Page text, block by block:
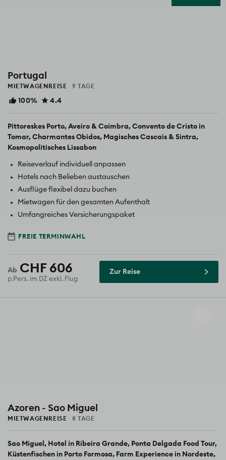
Portugal
MIETWAGENREISE 9 TAGE
100% 4.4
Pittoreskes Porto Aveiro & Coimbra Convento de Cristo in
Tomar Charmantes Obidos Magisches Cascais & Sintra
Kosmopolitisches Lissabon
Reiseverlauf individuell anpassen
Hotels nach Belieben austauschen
Ausflüge flexibel dazu buchen
Mietwagen für den gesamten Aufenthalt
Umfangreiches Versicherungspaket
FREIE TERMINWAHL
CHF 606
p.Pers. im DZ exkl. Flug
Zur Reise
Azoren - Sao Miguel
MIETWAGENREISE 8 TAGE
Sao Miguel Hotel in Ribeira Grande Ponta Delgada Food Tour
Küstenfischen in Porto Formosa Farm Experience in Nordeste